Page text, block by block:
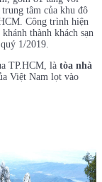
tâm của khu đô
Công trình hiện
thành khách sạn
1/2019.
TP.HCM, là tòa nhà
Việt Nam lọt vào